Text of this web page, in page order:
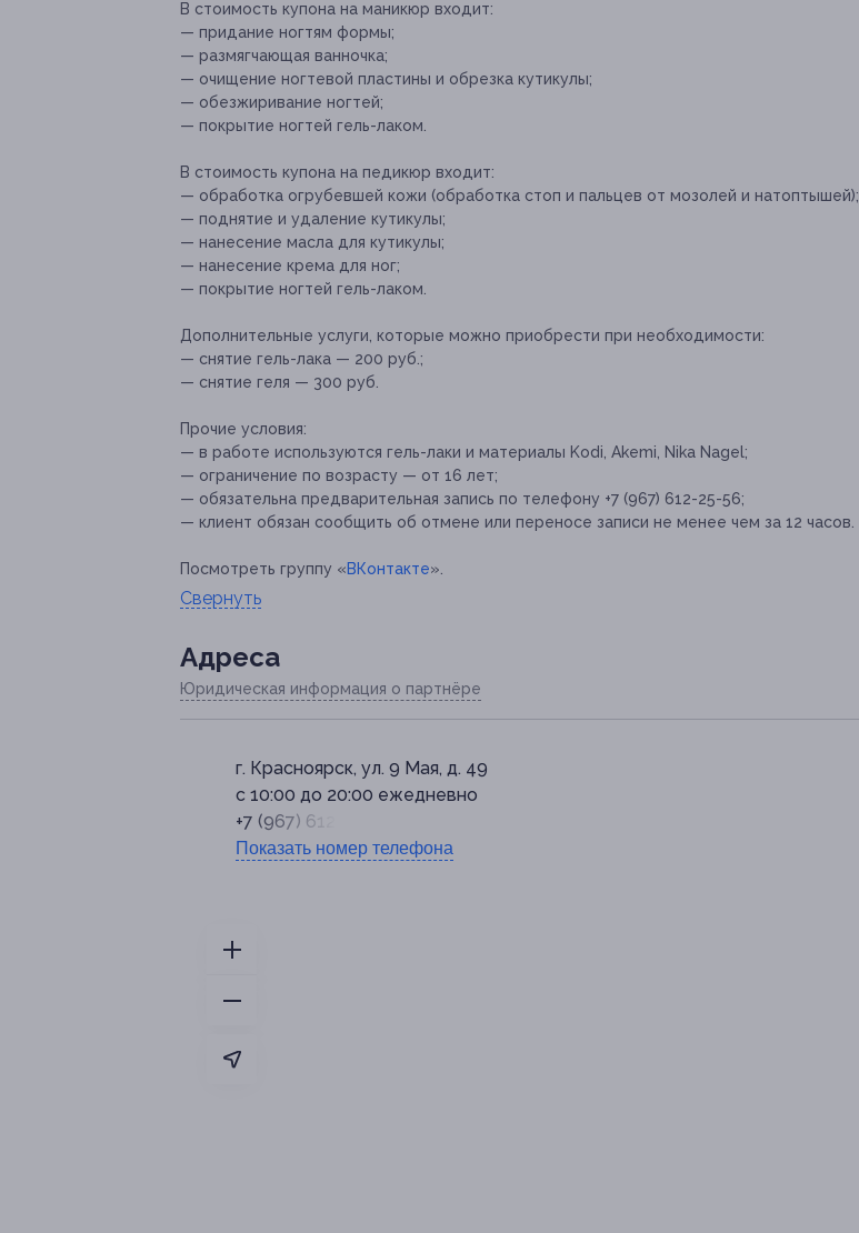
В стоимость купона на маникюр входит:
— придание ногтям формы;
— размягчающая ванночка;
— очищение ногтевой пластины и обрезка кутикулы;
— обезжиривание ногтей;
— покрытие ногтей гель-лаком.
В стоимость купона на педикюр входит:
— обработка огрубевшей кожи (обработка стоп и пальцев от мозолей и натоптышей);
— поднятие и удаление кутикулы;
— нанесение масла для кутикулы;
— нанесение крема для ног;
— покрытие ногтей гель-лаком.
Дополнительные услуги, которые можно приобрести при необходимости:
— снятие гель-лака — 200 руб.;
— снятие геля — 300 руб.
Прочие условия:
— в работе используются гель-лаки и материалы Kodi, Akemi, Nika Nagel;
— ограничение по возрасту — от 16 лет;
— обязательна предварительная запись по телефону +7 (967) 612-25-56;
— клиент обязан сообщить об отмене или переносе записи не менее чем за 12 часов.
Посмотреть группу «ВКонтакте».
Свернуть
Адресa
Юридическая информация о партнёре
г. Красноярск, ул. 9 Мая, д. 49
с 10:00 до 20:00 ежедневно
+7 (967) 612-25-56
Показать номер телефона